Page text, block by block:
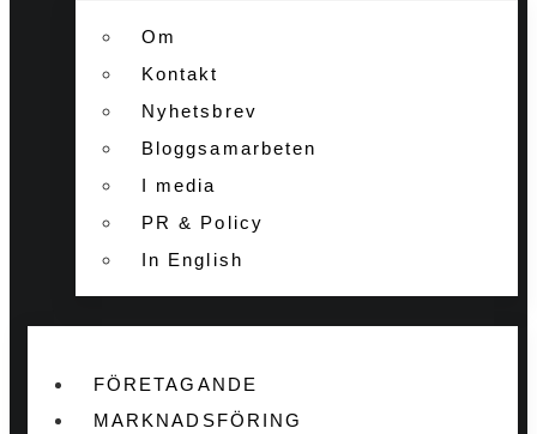
Om
Kontakt
Nyhetsbrev
Bloggsamarbeten
I media
PR & Policy
In English
FÖRETAGANDE
MARKNADSFÖRING